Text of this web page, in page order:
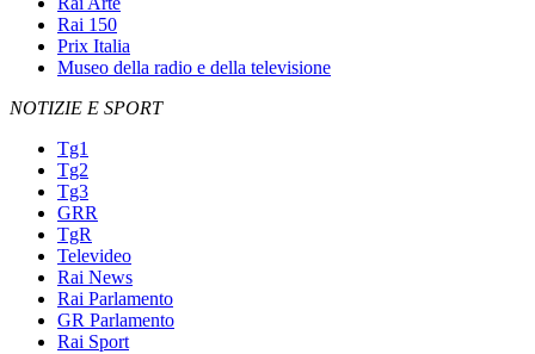
Rai 150
Prix Italia
Museo della radio e della televisione
NOTIZIE E SPORT
Tg1
Tg2
Tg3
GRR
TgR
Televideo
Rai News
Rai Parlamento
GR Parlamento
Rai Sport